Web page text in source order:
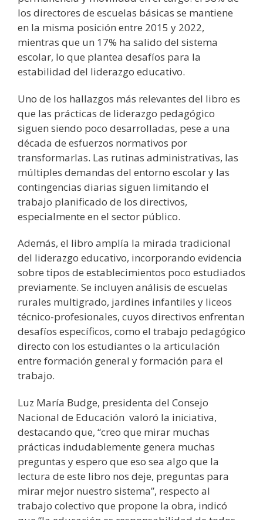
los directores de escuelas básicas se mantiene
en la misma posición entre 2015 y 2022,
mientras que un 17% ha salido del sistema
escolar, lo que plantea desafíos para la
estabilidad del liderazgo educativo.
Uno de los hallazgos más relevantes del libro es
que las prácticas de liderazgo pedagógico
siguen siendo poco desarrolladas, pese a una
década de esfuerzos normativos por
transformarlas. Las rutinas administrativas, las
múltiples demandas del entorno escolar y las
contingencias diarias siguen limitando el
trabajo planificado de los directivos,
especialmente en el sector público.
Además, el libro amplía la mirada tradicional
del liderazgo educativo, incorporando evidencia
sobre tipos de establecimientos poco estudiados
previamente. Se incluyen análisis de escuelas
rurales multigrado, jardines infantiles y liceos
técnico-profesionales, cuyos directivos enfrentan
desafíos específicos, como el trabajo pedagógico
directo con los estudiantes o la articulación
entre formación general y formación para el
trabajo.
Luz María Budge, presidenta del Consejo
Nacional de Educación valoró la iniciativa,
destacando que, “creo que mirar muchas
prácticas indudablemente genera muchas
preguntas y espero que eso sea algo que la
lectura de este libro nos deje, preguntas para
mirar mejor nuestro sistema”, respecto al
trabajo colectivo que propone la obra, indicó